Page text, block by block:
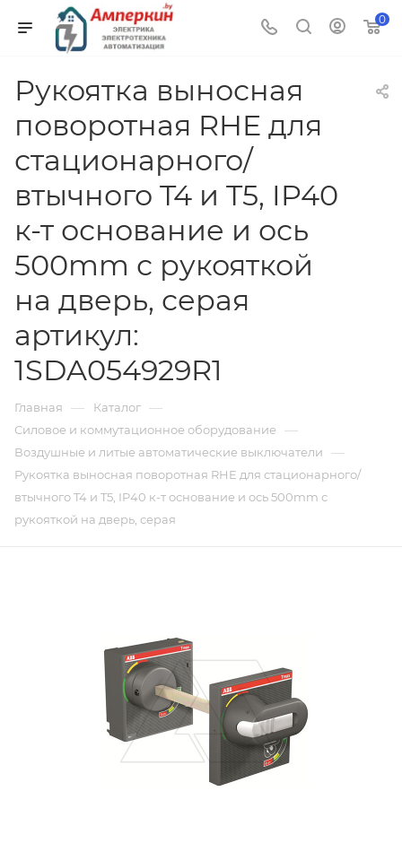
0
Рукоятка выносная
поворотная RHE для
стационарного/
втычного T4 и T5, IP40
к-т основание и ось
500mm с рукояткой
на дверь, серая
артикул:
1SDA054929R1
Главная — Каталог —
Силовое и коммутационное оборудование —
Воздушные и литые автоматические выключатели —
Рукоятка выносная поворотная RHE для стационарного/
втычного T4 и T5, IP40 к-т основание и ось 500mm с
рукояткой на дверь, серая